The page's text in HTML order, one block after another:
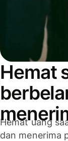
Hemat
Hemat uang
dan menerima